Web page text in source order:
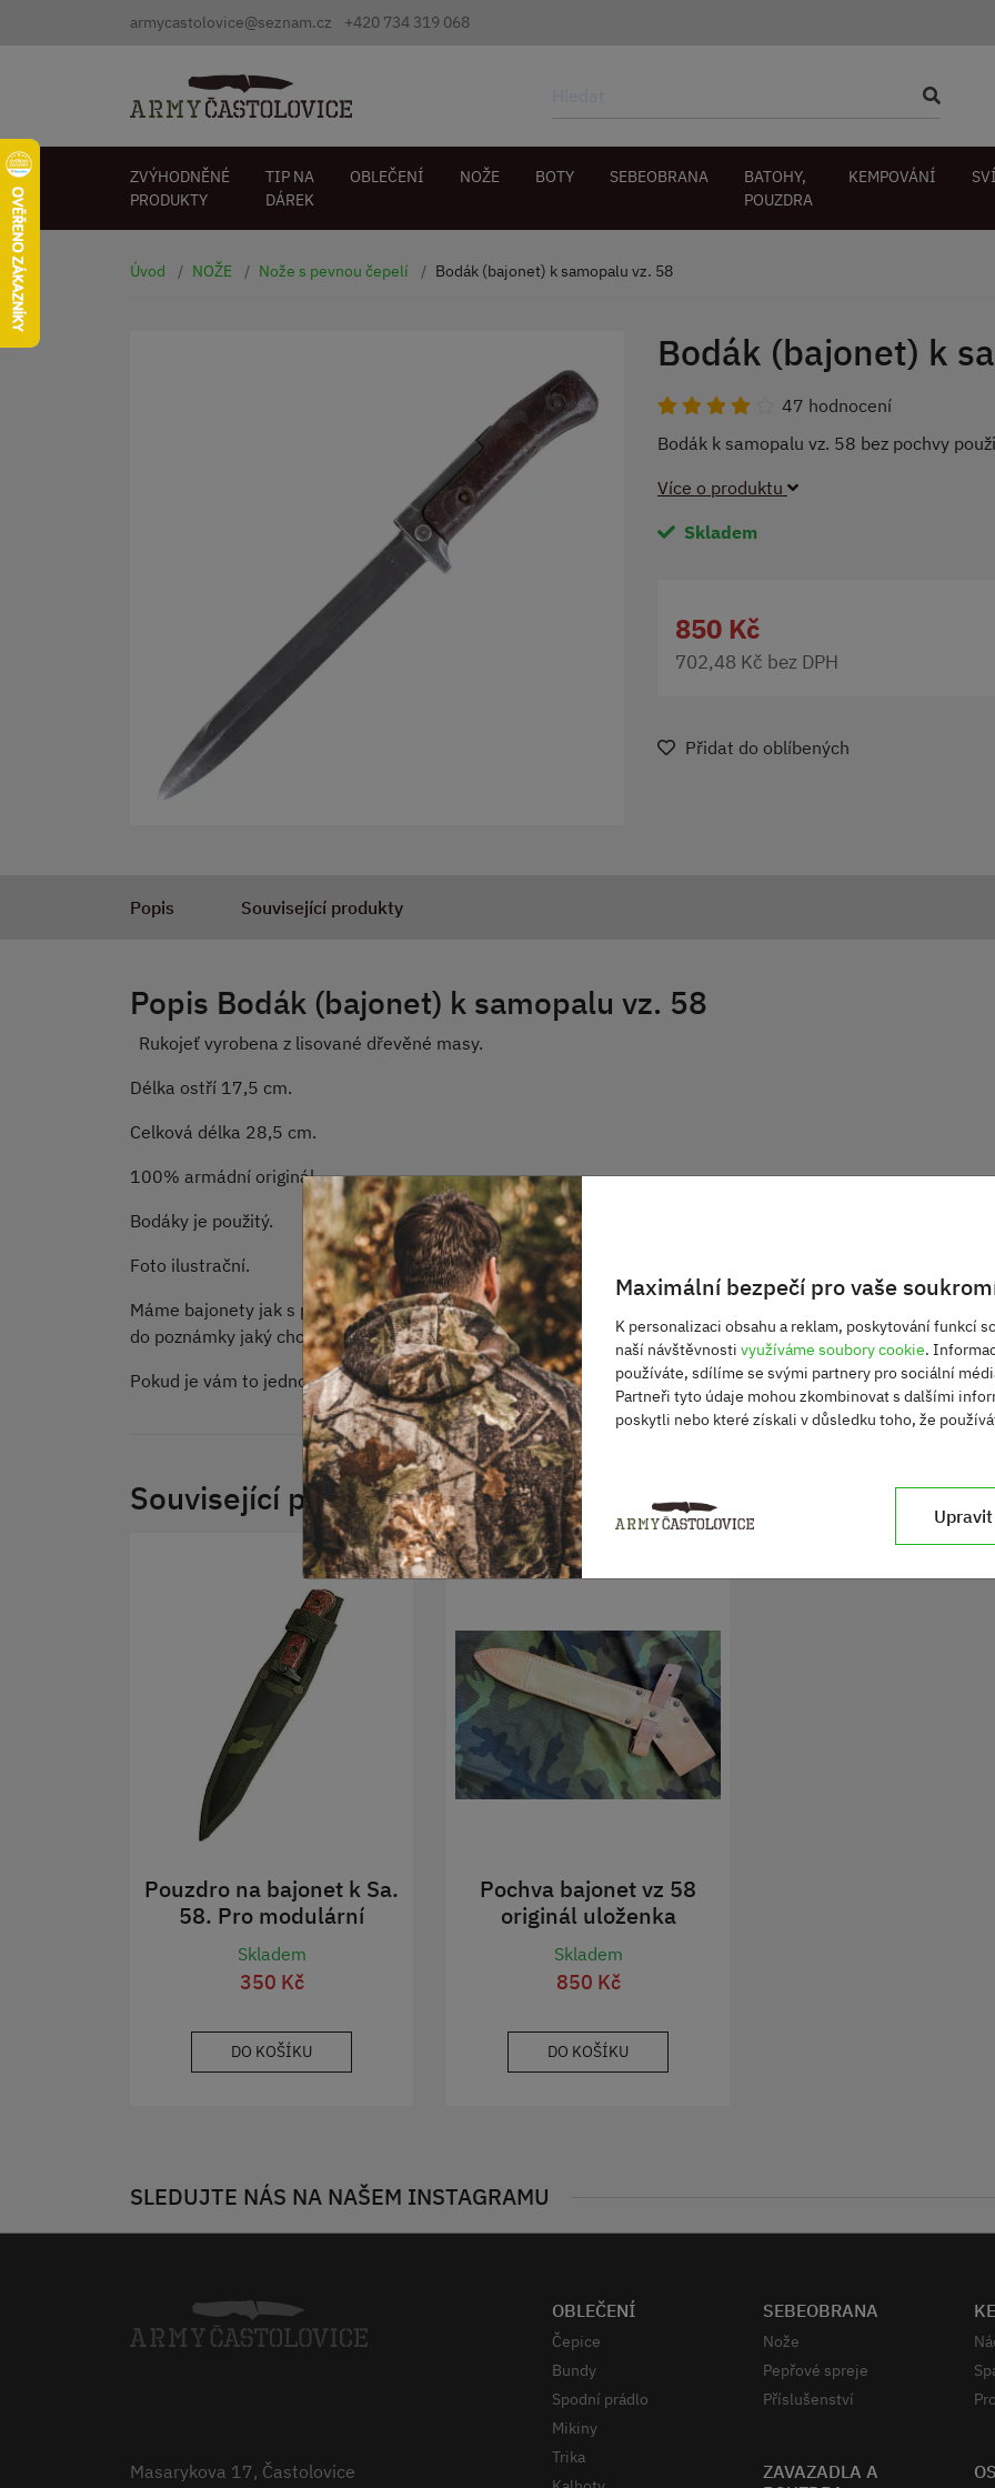
armycastolovice@seznam.cz +420 734 319 068
ZVÝHODNĚNÉ
PRODUKTY
TIP NA
DÁREK
OBLEČENÍ NOŽE BOTY SEBEOBRANA
BATOHY,
POUZDRA
KEMPOVÁNÍ
Úvod NOŽE Nože s pevnou čepelí Bodák (bajonet) k samopalu vz. 58
Bodák (bajonet) k
47 hodnocení
Bodák k samopalu vz. 58 bez pochvy
Více o produktu
Skladem
850 Kč
702,48 Kč bez DPH
Přidat do oblíbených
Popis Související produkty
Popis Bodák (bajonet) k samopalu vz. 58
Rukojeť vyrobena z lisované dřevěné masy.
Délka ostří 17,5 cm.
Celková délka 28,5 cm.
100% armádní originál.
Bodáky je použitý.
Foto ilustrační.
Máme bajonety jak s prodlouženým řapem tak i bez něj. Pokud požadujete zaslat jeden z nich napište
do poznámky jaký chcete.
Pokud je vám to jedno nemusíte psát nic.
Související produkty
Pouzdro na bajonet k Sa.
58. Pro modulární
systém MNS 2000.
Skladem
350 Kč
DO KOŠÍKU
Pochva bajonet vz 58
originál uloženka
Skladem
850 Kč
DO KOŠÍKU
SLEDUJTE NÁS NA NAŠEM INSTAGRAMU
Masarykova 17, Častolovice
OBLEČENÍ
Čepice
Bundy
Spodní prádlo
Mikiny
Trika
SEBEOBRANA
Nože
Pepřové spreje
Příslušenství
ZAVAZADLA A
Maximální bezpečí pro vaše
K personalizaci obsahu a reklam, poskytování funkcí
naší návštěvnosti využíváme soubory cookie.
používáte, sdílíme se svými partnery pro sociální
Partneři tyto údaje mohou zkombinovat s dalšími
poskytli nebo které získali v důsledku toho, že
Upravit